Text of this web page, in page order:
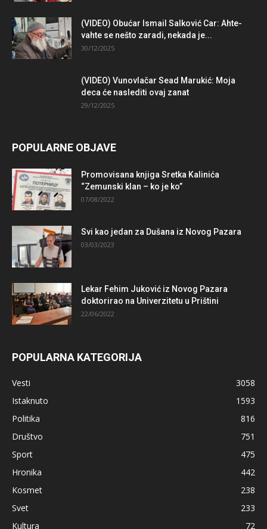
(VIDEO) Obućar Ismail Salković Car: Ahte-
vahte se nešto zaradi, nekada je...
30/12/2025
(VIDEO) Vunovlačar Sead Marukić: Moja
deca će naslediti ovaj zanat
29/12/2025
POPULARNE OBJAVE
Promovisana knjiga Sretka Kalinića
“Zemunski klan – ko je ko”
07/08/2022
Svi kao jedan za Dušana iz Novog Pazara
03/03/2023
Lekar Fehim Juković iz Novog Pazara
doktorirao na Univerzitetu u Prištini
22/06/2022
POPULARNA KATEGORIJA
Vesti
3058
Istaknuto
1593
Politika
816
Društvo
751
Sport
475
Hronika
442
Kosmet
238
Svet
233
Kultura
72